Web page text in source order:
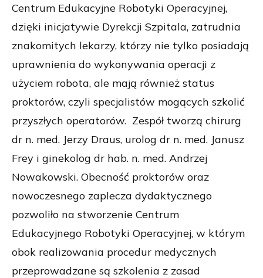
Centrum Edukacyjne Robotyki Operacyjnej,
dzięki inicjatywie Dyrekcji Szpitala, zatrudnia
znakomitych lekarzy, którzy nie tylko posiadają
uprawnienia do wykonywania operacji z
użyciem robota, ale mają również status
proktorów, czyli specjalistów mogących szkolić
przyszłych operatorów. Zespół tworzą chirurg
dr n. med. Jerzy Draus, urolog dr n. med. Janusz
Frey i ginekolog dr hab. n. med. Andrzej
Nowakowski. Obecność proktorów oraz
nowoczesnego zaplecza dydaktycznego
pozwoliło na stworzenie Centrum
Edukacyjnego Robotyki Operacyjnej, w którym
obok realizowania procedur medycznych
przeprowadzane są szkolenia z zasad